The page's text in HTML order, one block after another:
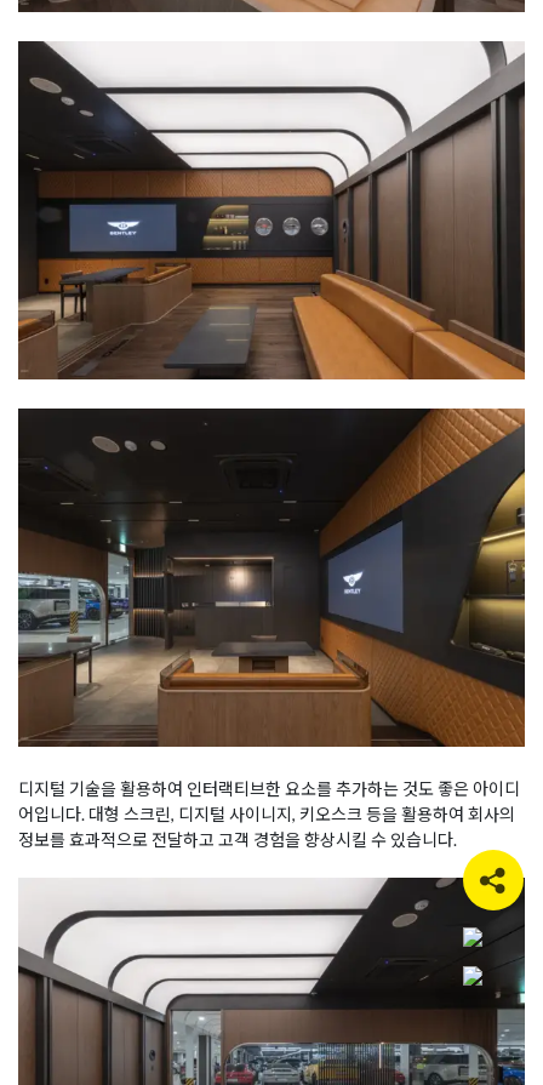
디지털 기술을 활용하여 인터랙티브한 요소를 추가하는 것도 좋은 아이디
어입니다. 대형 스크린, 디지털 사이니지, 키오스크 등을 활용하여 회사의
정보를 효과적으로 전달하고 고객 경험을 향상시킬 수 있습니다.